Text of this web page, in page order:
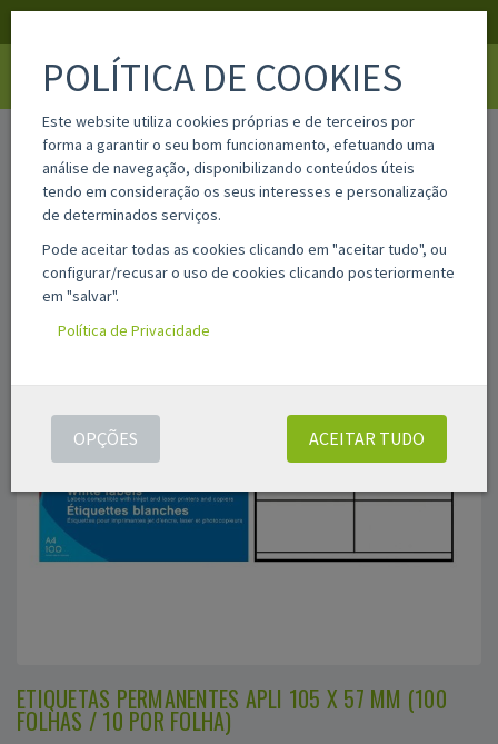
home 01278
ETIQUETAS PERMANENTES APLI 105 X 57 MM (100
FOLHAS / 10 POR FOLHA)
POLÍTICA DE COOKIES
Este website utiliza cookies próprias e de terceiros por
forma a garantir o seu bom funcionamento, efetuando uma
análise de navegação, disponibilizando conteúdos úteis
tendo em consideração os seus interesses e personalização
de determinados serviços.
Pode aceitar todas as cookies clicando em "aceitar tudo", ou
configurar/recusar o uso de cookies clicando posteriormente
em "salvar".
Política de Privacidade
ACEITAR TUDO
OPÇÕES